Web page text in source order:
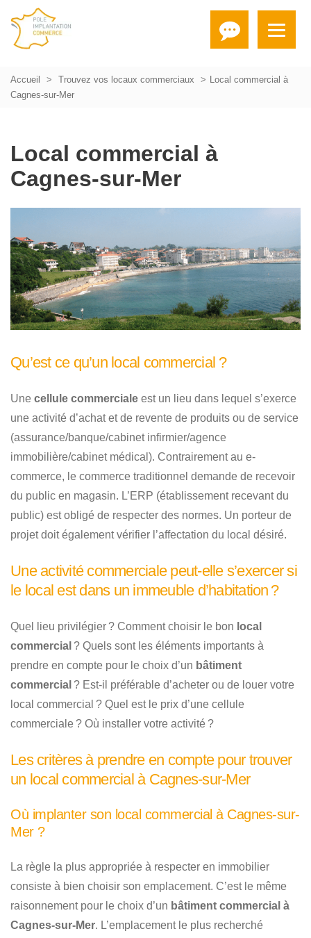
Accueil Trouvez vos locaux commerciaux
Local commercial à
Cagnes-sur-Mer
Local commercial à
Cagnes-sur-Mer
Qu’est ce qu’un local commercial ?
Une cellule commerciale est un lieu dans lequel s’exerce
une activité d’achat et de revente de produits ou de service
(assurance/banque/cabinet infirmier/agence
immobilière/cabinet médical). Contrairement au e-
commerce, le commerce traditionnel demande de recevoir
du public en magasin. L’ERP (établissement recevant du
public) est obligé de respecter des normes. Un porteur de
projet doit également vérifier l’affectation du local désiré.
Une activité commerciale peut-elle s’exercer si
le local est dans un immeuble d’habitation ?
Quel lieu privilégier ? Comment choisir le bon local
commercial ? Quels sont les éléments importants à
prendre en compte pour le choix d’un bâtiment
commercial ? Est-il préférable d’acheter ou de louer votre
local commercial ? Quel est le prix d’une cellule
commerciale ? Où installer votre activité ?
Les critères à prendre en compte pour trouver
un local commercial à Cagnes-sur-Mer
Où implanter son local commercial à Cagnes-sur-
Mer ?
La règle la plus appropriée à respecter en immobilier
consiste à bien choisir son emplacement. C’est le même
raisonnement pour le choix d’un bâtiment commercial à
Cagnes-sur-Mer. L’emplacement le plus recherché